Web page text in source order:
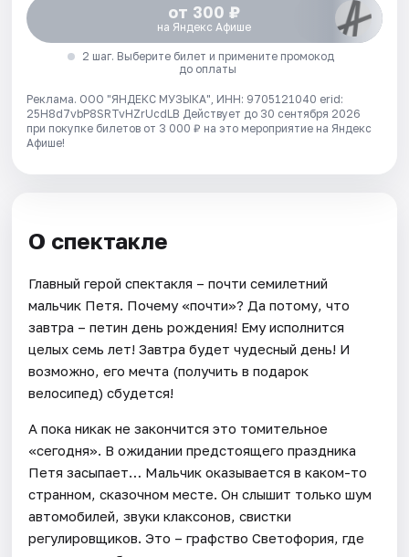
от 300 ₽
на Яндекс Афише
2 шаг. Выберите билет и примените промокод
до оплаты
Реклама. ООО "ЯНДЕКС МУЗЫКА", ИНН: 9705121040 erid:
25H8d7vbP8SRTvHZrUcdLB Действует до 30 сентября 2026
при покупке билетов от 3 000 ₽ на это мероприятие на Яндекс
Афише!
О спектакле
Главный герой спектакля – почти семилетний
мальчик Петя. Почему «почти»? Да потому, что
завтра – петин день рождения! Ему исполнится
целых семь лет! Завтра будет чудесный день! И
возможно, его мечта (получить в подарок
велосипед) сбудется!
А пока никак не закончится это томительное
«сегодня». В ожидании предстоящего праздника
Петя засыпает… Мальчик оказывается в каком-то
странном, сказочном месте. Он слышит только шум
автомобилей, звуки клаксонов, свистки
регулировщиков. Это – графство Светофория, где